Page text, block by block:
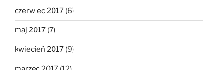
czerwiec 2017 (6)
maj 2017 (7)
kwiecień 2017 (9)